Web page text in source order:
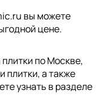
вы можете
цене.
по Москве,
плитки, а также
узнать в разделе